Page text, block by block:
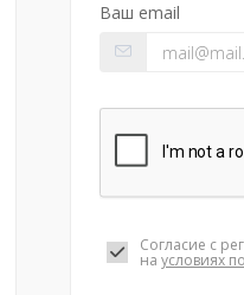
Ваш email
Согласие с
на условиях